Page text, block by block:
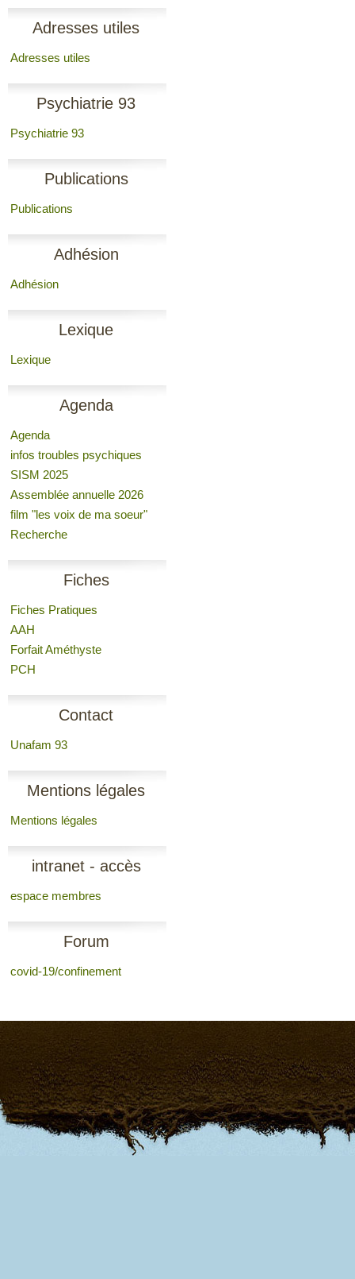
Adresses utiles
Adresses utiles
Psychiatrie 93
Psychiatrie 93
Publications
Publications
Adhésion
Adhésion
Lexique
Lexique
Agenda
Agenda
infos troubles psychiques
SISM 2025
Assemblée annuelle 2026
film "les voix de ma soeur"
Recherche
Fiches
Fiches Pratiques
AAH
Forfait Améthyste
PCH
Contact
Unafam 93
Mentions légales
Mentions légales
intranet - accès
membres
espace membres
Forum
covid-19/confinement